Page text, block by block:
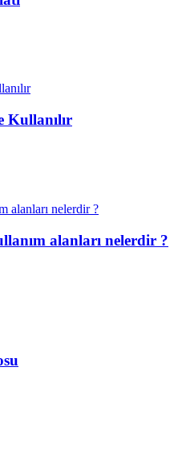
Kullanılır
alanları nelerdir ?